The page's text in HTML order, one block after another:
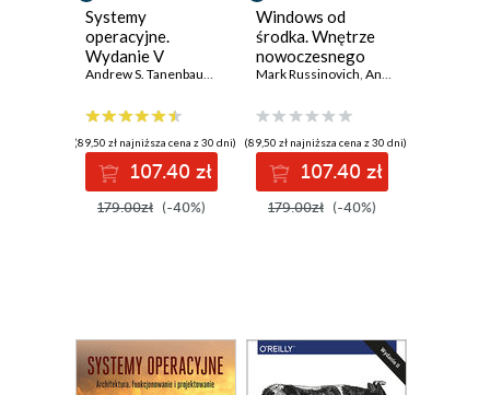
Systemy
operacyjne.
Wydanie V
Andrew S. Tanenbaum Herbert Bos
(89,50 zł najniższa cena z 30 dni)
107.40 zł
179.00zł (-40%)
Windows od
środka. Wnętrze
nowoczesnego
systemu,
systemy plików,
rozruch,
bezpieczeństwo i
dużo więcej.
Wydanie VII
Mark Russinovich, Andrea Allievi
(89,50 zł najniższa cena z 30 dni)
107.40 zł
179.00zł (-40%)